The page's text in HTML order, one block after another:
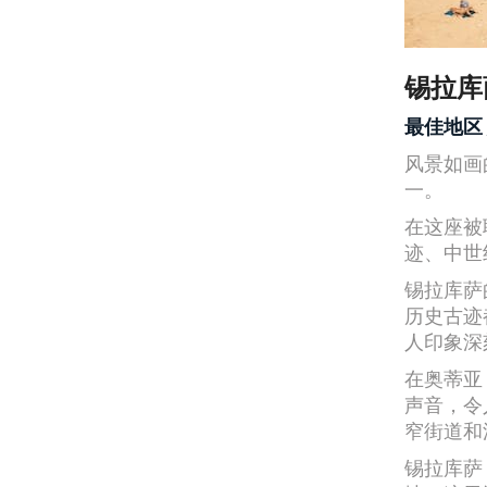
锡拉
最佳地区
风景如
一。
在这座
迹、中
锡拉库
历史古
人印象
在奥蒂
声音，
窄街道
锡拉库